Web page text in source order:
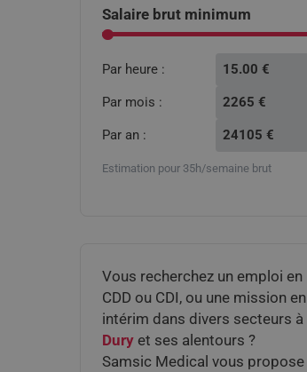
option:
Salaire brut minimum
Par heure : 15.00 €
Par mois : 2265 €
Par an : 24105 €
Estimation pour 35h/semaine brut
Vous recherchez un emploi en
CDD ou CDI, ou une mission en
intérim dans divers secteurs à
Dury et ses alentours ?
Samsic Medical vous propose